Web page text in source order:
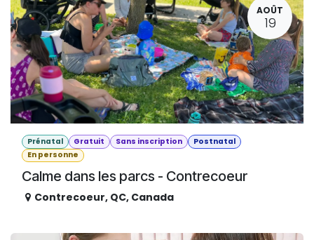
AOÛT
19
Prénatal Gratuit Sans inscription
Postnatal
En personne
Calme dans les parcs - Contrecoeur
Contrecoeur, QC, Canada